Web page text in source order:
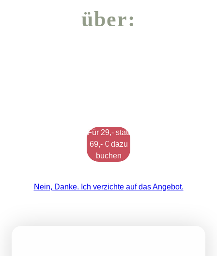
über:
Für 29,- statt
69,- € dazu
buchen
Nein, Danke. Ich verzichte auf das Angebot.